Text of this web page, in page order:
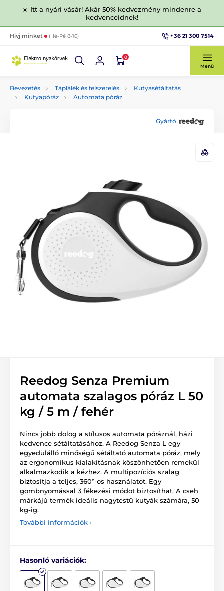
☀️ Itt a nyári vásár! Akár 50% kedvezmény mindenre a
kedvenceidnek!
Hívj minket (Hé-Pé 8-16) +36 21 300 7514
0
Menü
Bevezetés Táplálék és felszerelés
Kutyasétáltatás
Kutyapóráz
Automata póráz
Gyártó
Reedog Senza Premium
automata szalagos póráz L 50
kg / 5 m / fehér
Nincs jobb dolog a stílusos automata póráznál, házi
kedvence sétáltatásához. A Reedog Senza L egy
egyedülálló minőségű sétáltató automata póráz, mely
az ergonomikus kialakításnak köszönhetően remekül
alkalmazkodik a kézhez. A multipozíciós szalag
biztosítja a teljes, 360°-os használatot. Egy
gombnyomással 3 fékezési módot biztosíthat. A cseh
márkájú termék ideális nagytestű kutyák számára, 50
kg-ig.
További információk ›
Hasonló variációk: